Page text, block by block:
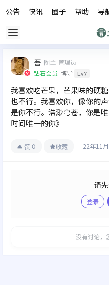
公告 快讯 圈子 帮助 导
吾 圈主 管理员
钻石会员 博导 Lv7
我喜欢吃芒果，芒果味的硬
也不行。我喜欢你，像你的
是你不行。浩渺穹苍，你是
时间唯一的你》
赞 0 收藏 22年11
请先
登录
没有讨论，